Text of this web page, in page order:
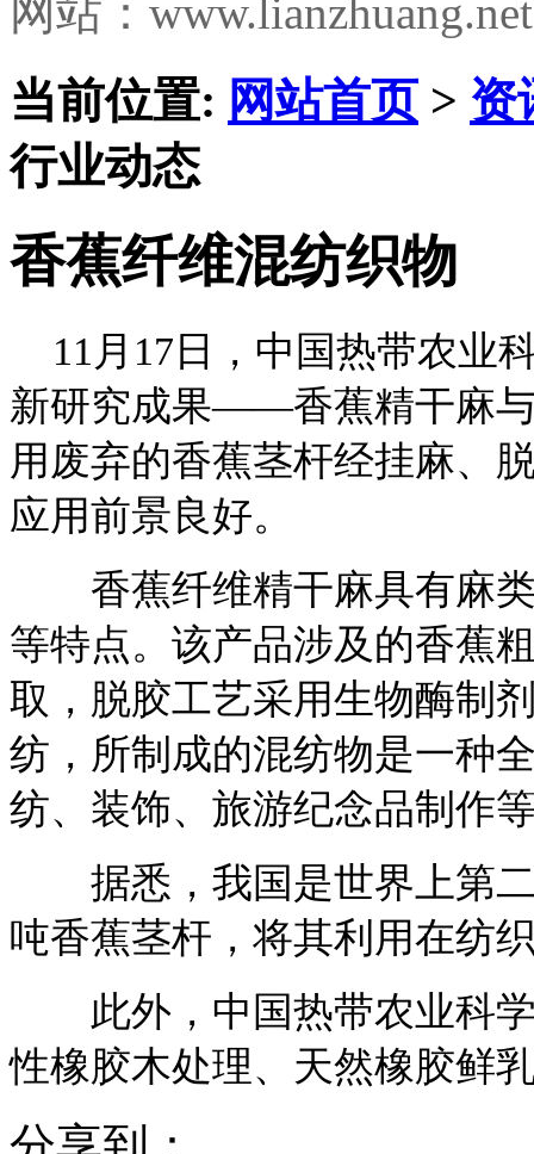
网站：www.lianzhuang.net
当前位置: 网站首页> 资
行业动态
香蕉纤维混纺织物
11月17日，中国热带农业
新研究成果——香蕉精干麻
用废弃的香蕉茎杆经挂麻、
应用前景良好。
香蕉纤维精干麻具有麻类
等特点。该产品涉及的香蕉
取，脱胶工艺采用生物酶制
纺，所制成的混纺物是一种
纺、装饰、旅游纪念品制作
据悉，我国是世界上第二
吨香蕉茎杆，将其利用在纺
此外，中国热带农业科学
性橡胶木处理、天然橡胶鲜